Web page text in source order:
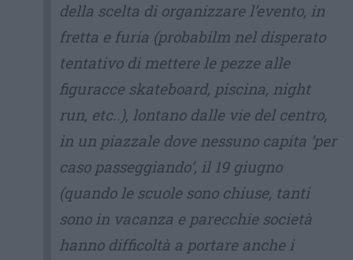
della scelta di organizzare l’evento, in
fretta e furia (probabilm nel disperato
tentativo di mettere le pezze alle
figuracce skateboard, piscina, night
run, etc..), lontano dalle vie del centro,
in un piazzale dove nessuno capita ‘per
caso passeggiando’, il 19 giugno
(quando le scuole sono chiuse, tanti
sono in vacanza e parecchie società
hanno difficoltà a portare anche i